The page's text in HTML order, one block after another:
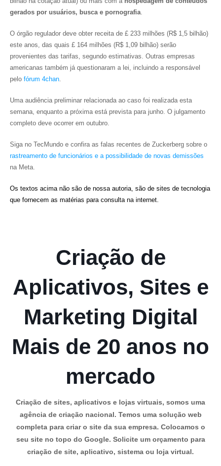
gerados por usuários, busca e pornografia.
O órgão regulador deve obter receita de £ 233 milhões (R$ 1,5 bilhão)
este anos, das quais £ 164 milhões (R$ 1,09 bilhão) serão
provenientes das tarifas, segundo estimativas. Outras empresas
americanas também já questionaram a lei, incluindo a responsável
pelo fórum 4chan.
Uma audiência preliminar relacionada ao caso foi realizada esta
semana, enquanto a próxima está prevista para junho. O julgamento
completo deve ocorrer em outubro.
Siga no TecMundo e confira as falas recentes de Zuckerberg sobre o
rastreamento de funcionários e a possibilidade de novas demissões
na Meta.
Os textos acima não são de nossa autoria, são de sites de tecnologia
que fornecem as matérias para consulta na internet.
Criação de
Aplicativos, Sites e
Marketing Digital
Mais de 20 anos no
mercado
Criação de sites, aplicativos e lojas virtuais, somos uma
agência de criação nacional. Temos uma solução web
completa para criar o site da sua empresa. Colocamos o
seu site no topo do Google. Solicite um orçamento para
criação de site, aplicativo, sistema ou loja virtual.